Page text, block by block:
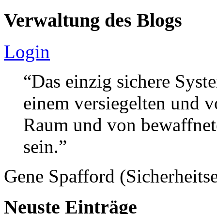
Verwaltung des Blogs
Login
“Das einzig sichere
einem versiegelten und
Raum und von
sein.”
Gene Spafford
Neuste Einträge